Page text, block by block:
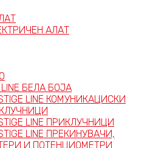
АЛАТ
LINE БЕЛА БОЈА
LINE КОМУНИКАЦИСКИ
LINE ПРИКЛУЧНИЦИ
LINE ПРЕКИНУВАЧИ,
И ПОТЕНЦИОМЕТРИ